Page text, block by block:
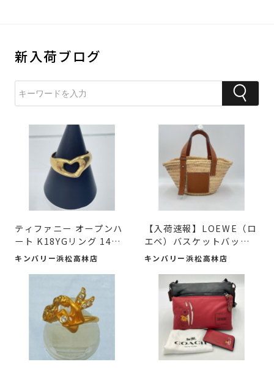
新入荷ブログ
ティファニー オープンハ
ート K18YGリング 14号
が 入荷しました♪
キンバリー浜松高林店
【入荷速報】LOEWE（ロ
エベ）バスケットバッグ
スモールが！
キンバリー浜松高林店